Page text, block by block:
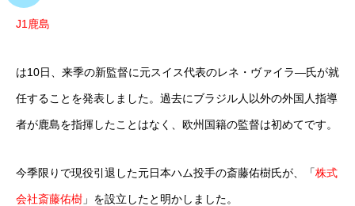
J1鹿島
は10日、来季の新監督に元スイス代表のレネ・ヴァイラ―氏が就
任することを発表しました。過去にブラジル人以外の外国人指導
者が鹿島を指揮したことはなく、欧州国籍の監督は初めてです。
今季限りで現役引退した元日本ハム投手の斎藤佑樹氏が、「株式
会社斎藤佑樹 」を設立したと明かしました。